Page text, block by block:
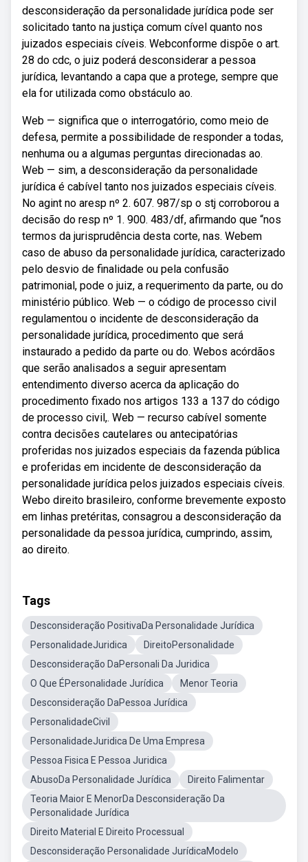
desconsideração da personalidade jurídica pode ser
solicitado tanto na justiça comum cível quanto nos
juizados especiais cíveis. Webconforme dispõe o art.
28 do cdc, o juiz poderá desconsiderar a pessoa
jurídica, levantando a capa que a protege, sempre que
ela for utilizada como obstáculo ao.
Web — significa que o interrogatório, como meio de
defesa, permite a possibilidade de responder a todas,
nenhuma ou a algumas perguntas direcionadas ao.
Web — sim, a desconsideração da personalidade
jurídica é cabível tanto nos juizados especiais cíveis.
No agint no aresp nº 2. 607. 987/sp o stj corroborou a
decisão do resp nº 1. 900. 483/df, afirmando que “nos
termos da jurisprudência desta corte, nas. Webem
caso de abuso da personalidade jurídica, caracterizado
pelo desvio de finalidade ou pela confusão
patrimonial, pode o juiz, a requerimento da parte, ou do
ministério público. Web — o código de processo civil
regulamentou o incidente de desconsideração da
personalidade jurídica, procedimento que será
instaurado a pedido da parte ou do. Webos acórdãos
que serão analisados a seguir apresentam
entendimento diverso acerca da aplicação do
procedimento fixado nos artigos 133 a 137 do código
de processo civil,. Web — recurso cabível somente
contra decisões cautelares ou antecipatórias
proferidas nos juizados especiais da fazenda pública
e proferidas em incidente de desconsideração da
personalidade jurídica pelos juizados especiais cíveis.
Webo direito brasileiro, conforme brevemente exposto
em linhas pretéritas, consagrou a desconsideração da
personalidade da pessoa jurídica, cumprindo, assim,
ao direito.
Tags
Desconsideração PositivaDa Personalidade Jurídica
PersonalidadeJuridica
DireitoPersonalidade
Desconsideração DaPersonali Da Juridica
O Que ÉPersonalidade Jurídica
Menor Teoria
Desconsideração DaPessoa Jurídica
PersonalidadeCivil
PersonalidadeJuridica De Uma Empresa
Pessoa Fisica E Pessoa Juridica
AbusoDa Personalidade Jurídica
Direito Falimentar
Teoria Maior E MenorDa Desconsideração Da
Personalidade Jurídica
Direito Material E Direito Processual
Desconsideração Personalidade JurídicaModelo